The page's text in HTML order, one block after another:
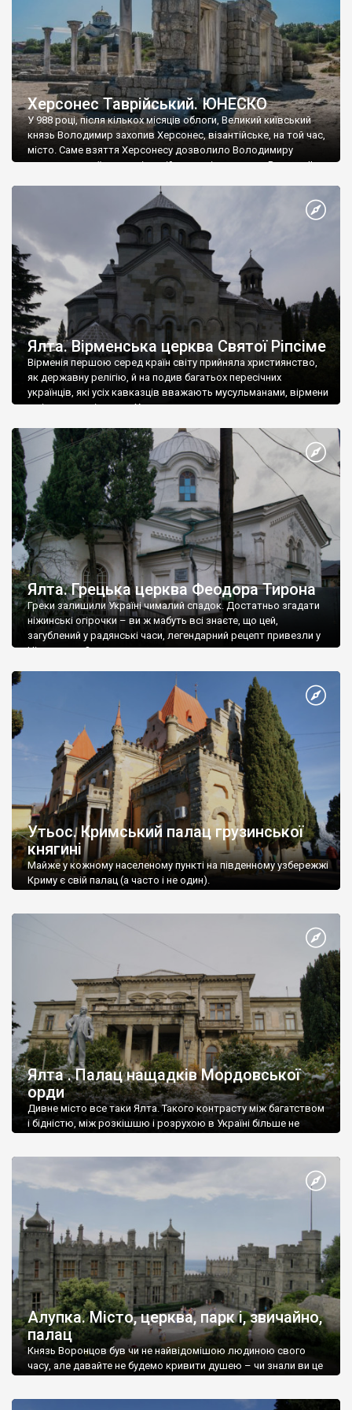
Херсонес Таврійський. ЮНЕСКО
У 988 році, після кількох місяців облоги, Великий київський
князь Володимир захопив Херсонес, візантійське, на той час,
місто. Саме взяття Херсонесу дозволило Володимиру
диктувати свої умови візантійському імператору Василю ІІ, та
Херсонесі Володимир-язичник, став Василем-християнином.
А потім було Хрещення Русі. На честь Херсонесу Таврійського
Ялта. Вірменська церква Святої Ріпсіме
Вірменія першою серед країн світу прийняла християнство,
як державну релігію, й на подив багатьох пересічних
українців, які усіх кавказців вважають мусульманами, вірмени
є відданими вірянами Христа
Ялта. Грецька церква Феодора Тирона
Греки залишили Україні чималий спадок. Достатньо згадати
ніжинські огірочки – ви ж мабуть всі знаєте, що цей,
загублений у радянські часи, легендарний рецепт привезли у
Ніжин греки?
Утьос. Кримський палац грузинської
княгині
Майже у кожному населеному пункті на південному узбережжі
Криму є свій палац (а часто і не один).
Ялта . Палац нащадків Мордовської
орди
Дивне місто все таки Ялта. Такого контрасту між багатством
і бідністю, між розкішшю і розрухою в Україні більше не
Алупка. Місто, церква, парк і, звичайно,
палац
Князь Воронцов був чи не найвідомішою людиною свого
часу, але давайте не будемо кривити душею – чи знали ви це